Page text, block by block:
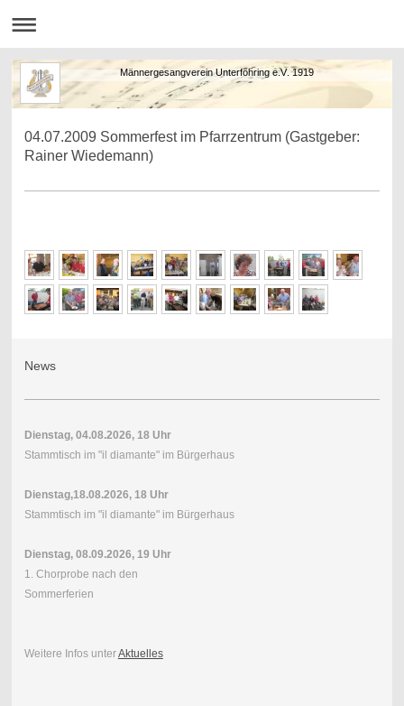
Männergesangverein Unterföhring e.V. 1919
04.07.2009 Sommerfest im Pfarrzentrum (Gastgeber:
Rainer Wiedemann)
News
Dienstag, 04.08.2026, 18 Uhr
Stammtisch im "il diamante" im Bürgerhaus
Dienstag,18.08.2026, 18 Uhr
Stammtisch im "il diamante" im Bürgerhaus
Dienstag, 08.09.2026, 19 Uhr
1. Chorprobe nach den
Sommerferien
Weitere Infos unterAktuelles